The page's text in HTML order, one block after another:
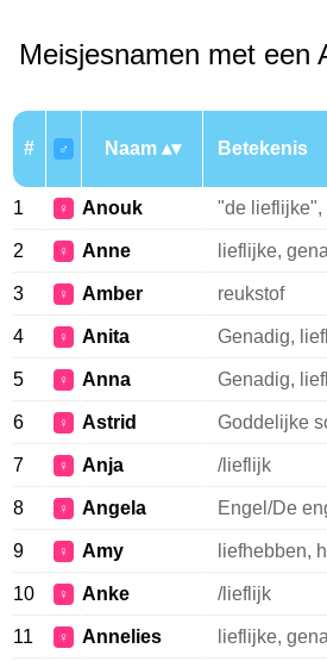
Meisjesnamen met een
# ♂ Naam Betekenis
1 ♀ Anouk "de lieflijke",
2 ♀ Anne lieflijke,
3 ♀ Amber reukstof
4 ♀ Anita Genadig,
5 ♀ Anna Genadig,
6 ♀ Astrid Goddelijke
7 ♀ Anja /lieflijk
8 ♀ Angela Engel/De
9 ♀ Amy liefhebben,
10 ♀ Anke /lieflijk
11 ♀ Annelies lieflijke,